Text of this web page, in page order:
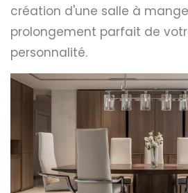
création d'une salle à
prolongement parfait de
personnalité.